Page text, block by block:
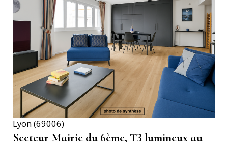
VOIR LE BIEN
Lyon (69006)
Secteur Mairie du 6ème, T3 lumineux au